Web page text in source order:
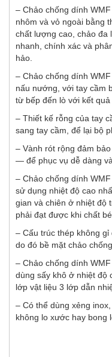
– Chảo chống dính
nhôm và vỏ ngoài bằng
chất lượng cao, chảo đa
nhanh, chính xác và
hảo.
– Chảo chống dính
nấu nướng, với tay cầm
từ bếp đến lò với kết quả
– Thiết kế rỗng của tay
sang tay cầm, để lại bộ
– Vành rót rộng đảm
— để phục vụ dễ dàng
– Chảo chống dính
sử dụng nhiệt độ cao
gian và chiên ở nhiệt độ
phải đạt được khi chất
– Cấu trúc thép không
do đó bề mặt chảo
– Chảo chống dính
dùng sấy khô ở nhiệt độ
lớp vật liệu 3 lớp dẫn
– Có thể dùng xẻng
không lo xước hay bong